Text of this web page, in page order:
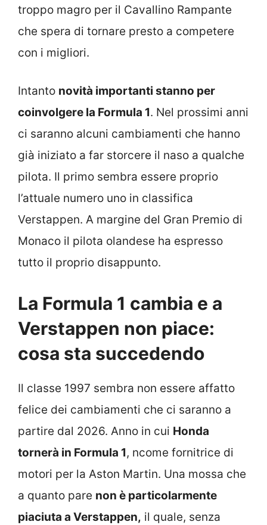
troppo magro per il Cavallino Rampante
che spera di tornare presto a competere
con i migliori.
Intanto novità importanti stanno per
coinvolgere la Formula 1. Nel prossimi anni
ci saranno alcuni cambiamenti che hanno
già iniziato a far storcere il naso a qualche
pilota. Il primo sembra essere proprio
l’attuale numero uno in classifica
Verstappen. A margine del Gran Premio di
Monaco il pilota olandese ha espresso
tutto il proprio disappunto.
La Formula 1 cambia e a
Verstappen non piace:
cosa sta succedendo
Il classe 1997 sembra non essere affatto
felice dei cambiamenti che ci saranno a
partire dal 2026. Anno in cui Honda
tornerà in Formula 1, ncome fornitrice di
motori per la Aston Martin. Una mossa che
a quanto pare non è particolarmente
piaciuta a Verstappen, il quale, senza